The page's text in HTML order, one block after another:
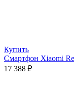
Купить
Смартфон Xiaomi
17 388 ₽